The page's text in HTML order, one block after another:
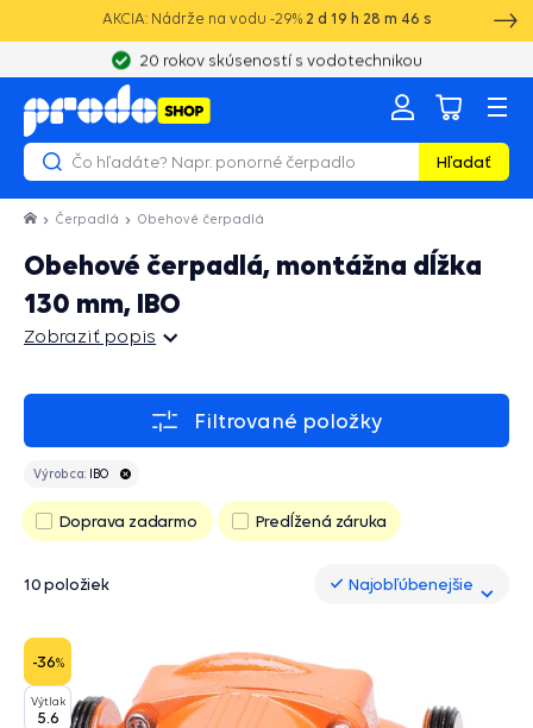
AKCIA: Nádrže na vodu -29% 2 d 19 h 28 m 45 s
20 rokov skúseností s vodotechnikou
Hľadať
Čerpadlá Obehové čerpadlá
Obehové čerpadlá, montážna dĺžka
130 mm, IBO
Zobraziť popis
Filtrované položky
Výrobca: IBO
Doprava zadarmo Predĺžená záruka
10 položiek Najobľúbenejšie
Najobľúbenejšie
-36%
Výtlak
5.6